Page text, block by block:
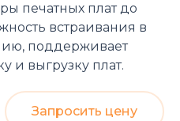
печатных плат до
встраивания в
поддерживает
и выгрузку плат.
Запросить цену